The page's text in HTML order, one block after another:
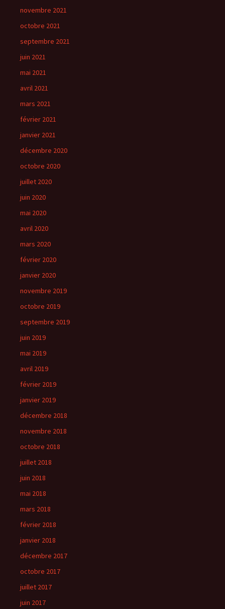
novembre 2021
octobre 2021
septembre 2021
juin 2021
mai 2021
avril 2021
mars 2021
février 2021
janvier 2021
décembre 2020
octobre 2020
juillet 2020
juin 2020
mai 2020
avril 2020
mars 2020
février 2020
janvier 2020
novembre 2019
octobre 2019
septembre 2019
juin 2019
mai 2019
avril 2019
février 2019
janvier 2019
décembre 2018
novembre 2018
octobre 2018
juillet 2018
juin 2018
mai 2018
mars 2018
février 2018
janvier 2018
décembre 2017
octobre 2017
juillet 2017
juin 2017